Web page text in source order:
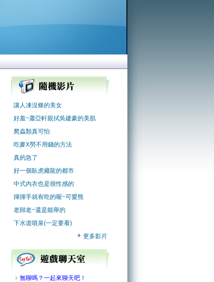
讓人凍沒條的美女
好羞~蕭亞軒親拭吳建豪的美肌
爬蟲類真可怕
吃麥X勞不用錢的方法
真的急了
好一個臥虎藏龍的都市
中式內衣也是很性感的
揮揮手就有吃的喔~可愛熊
老歸老~還是能舉的
下水道噴泉(一定要看)
更多影片
﹥ 無聊嗎？一起來聊天吧！